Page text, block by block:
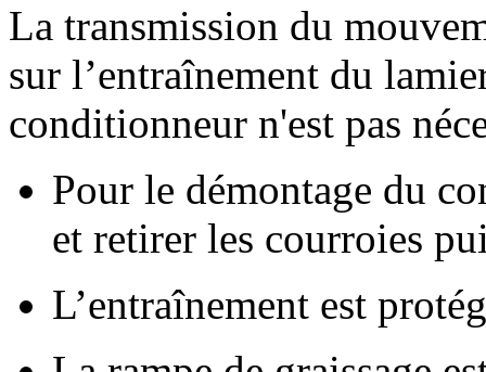
La transmission du
sur l’entraînement du
conditionneur n'est pas
Pour le démontage du
et retirer les courroies
L’entraînement est